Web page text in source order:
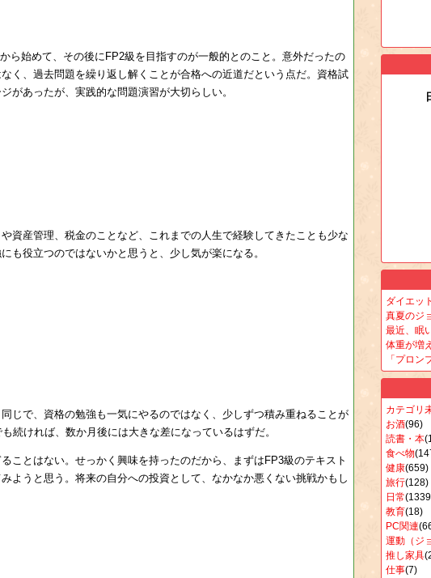
ら始めて、その後にFP2級を目指すのが一般的とのこと。意外だったの
く、過去問題を繰り返し解くことが合格への近道だという点だ。資格試
があったが、実践的な問題演習が大切らしい。
資産管理、税金のことなど、これまでの人生で経験してきたことも少な
も役立つのではないかと思うと、少し気が楽になる。
じで、資格の勉強も一気にやるのではなく、少しずつ積み重ねることが
続ければ、数か月後には大きな差になっているはずだ。
ことはない。せっかく興味を持ったのだから、まずはFP3級のテキスト
ようと思う。将来の自分への投資として、なかなか悪くない挑戦かもし
ダイエッ
真夏のジ
最近、眠
体重が増
「プロ
カテゴリ
お酒(96)
読書・本
食べ物
健康(659)
旅行(128)
日常
教育(18)
PC関連
運動（ジ
推し家具
仕事(7)